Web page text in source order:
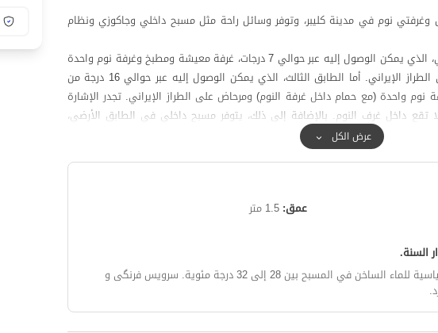
وغرفتي نوم في مدينة كليبر، وتوفر وسائل راحة مثل مسبح داخلي وجاكوزي ونظام
تم تصميم الفيلا بحيث يضم الطابق الثاني، الذي يمكن الوصول إليه عبر حوالي 7 درجات، غرفة معيشة ومطبخ وغرفة نوم واحدة
(مع حمام داخل غرفة النوم) ومرحاض على الطراز الإيراني. أما الطابق الثالث، الذي يمكن الوصول إليه عبر حوالي 16 درجة من
واحدة (مع حمام داخل غرفة النوم) ومرحاض على الطراز الإيراني. تجدر الإشارة
تقع داخل غرف النوم. بالإضافة إلى ذلك، يتوفر مسبح داخلي في الطابق الأرضي،
الثاني (عن طريق نزول حوالي 10 درجات).
بسياج ومن ثلاثة جوانب بجدران.
ومخبز على بعد حوالي كيلومتر واحد.
عرض الكل
عمق: 1.5 متر
السنة.
الساخن في المسبح بين 28 إلى 32 درجة مئوية.
سرویس فرنگی و